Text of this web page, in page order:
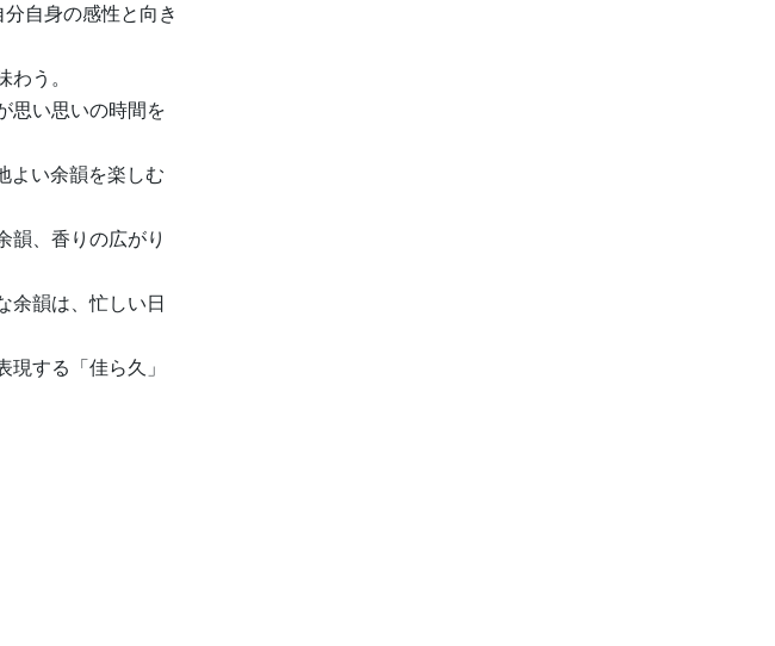
自身の感性と向き
う。
思い思いの時間を
よい余韻を楽しむ
韻、香りの広がり
余韻は、忙しい日
する「佳ら久」